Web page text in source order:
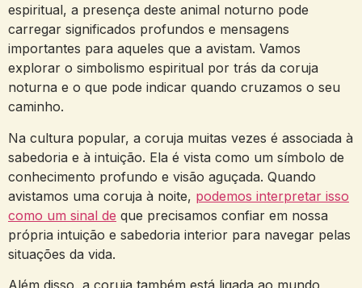
espiritual, a presença deste animal noturno pode
carregar significados profundos e mensagens
importantes para aqueles que a avistam. Vamos
explorar o simbolismo espiritual por trás da coruja
noturna e o que pode indicar quando cruzamos o seu
caminho.
Na cultura popular, a coruja muitas vezes é associada à
sabedoria e à intuição. Ela é vista como um símbolo de
conhecimento profundo e visão aguçada. Quando
avistamos uma coruja à noite, podemos interpretar isso
como um sinal de que precisamos confiar em nossa
própria intuição e sabedoria interior para navegar pelas
situações da vida.